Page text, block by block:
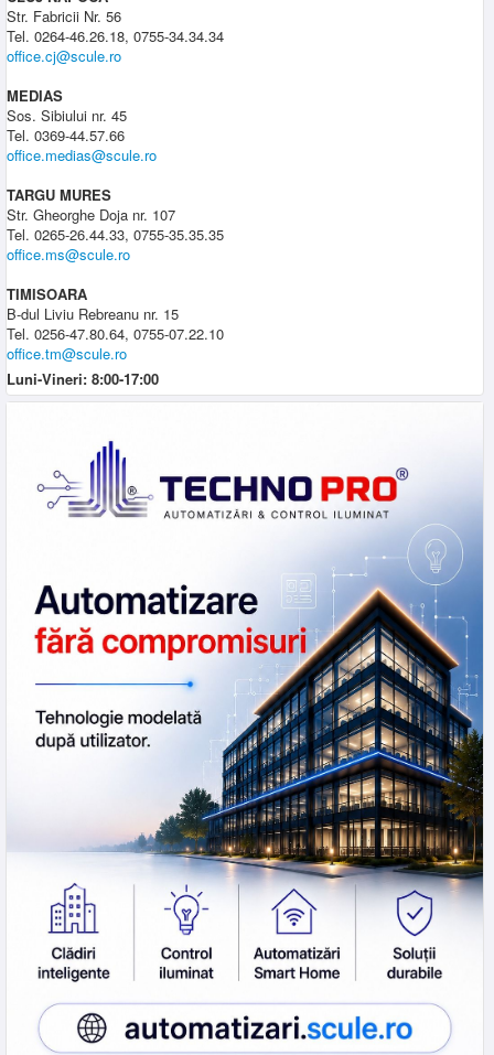
Str. Fabricii Nr. 56
Tel. 0264-46.26.18, 0755-34.34.34
office.cj@scule.ro
MEDIAS
Sos. Sibiului nr. 45
Tel. 0369-44.57.66
office.medias@scule.ro
TARGU MURES
Str. Gheorghe Doja nr. 107
Tel. 0265-26.44.33, 0755-35.35.35
office.ms@scule.ro
TIMISOARA
B-dul Liviu Rebreanu nr. 15
Tel. 0256-47.80.64, 0755-07.22.10
office.tm@scule.ro
Luni-Vineri: 8:00-17:00